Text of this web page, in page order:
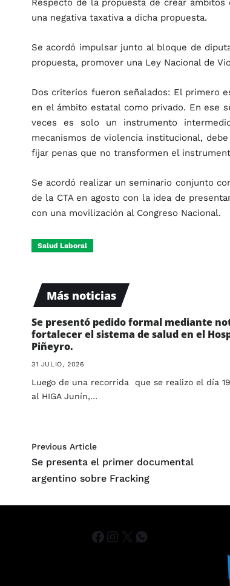
Respecto de la propuesta de crear
una negativa taxativa a dicha propuesta.
Se acordó impulsar junto al bloque de
propuesta, promover una Ley Nacional de
Dos criterios fueron señalados: El primero
en el ámbito estatal como privado. En ese
veces es solo un instrumento
mecanismos de violencia institucional,
fijar penas que no transformen el
Se acordó realizar un seminario conjunto
de la CTA en agosto con la idea de
con una movilización al Congreso Nacional.
Salud Laboral
Más noticias
Se presentó pedido formal mediante
fortalecer el sistema de salud en el
Piñeyro.
31 JULIO, 2026
Luego de una recorrida que se realizo el día
al HIGA Junín,…
Previous Article
Se presenta el primer documental
argentino sobre Fracking